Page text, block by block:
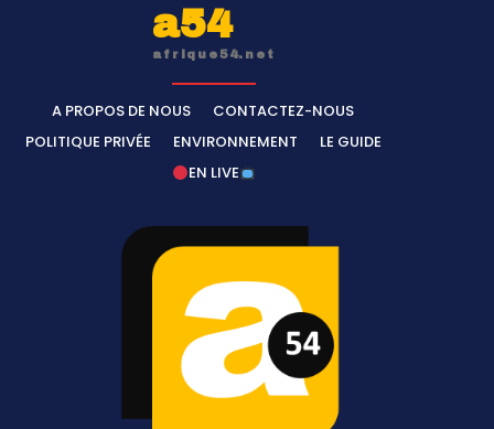
a54
afrique54.net
A PROPOS DE NOUS
CONTACTEZ-NOUS
POLITIQUE PRIVÉE
ENVIRONNEMENT
LE GUIDE
EN LIVE